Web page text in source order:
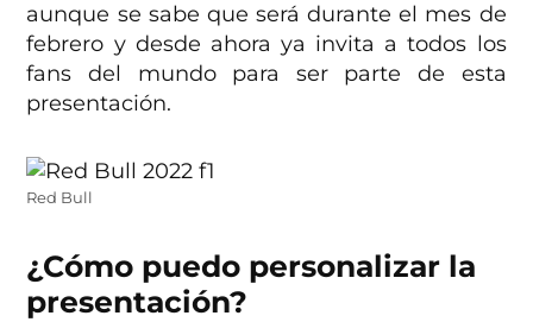
aunque se sabe que será durante el mes de
febrero y desde ahora ya invita a todos los
fans del mundo para ser parte de esta
presentación.
Red Bull
¿Cómo puedo personalizar la
presentación?